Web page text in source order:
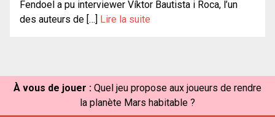
Fendoel a pu interviewer Víktor Bautista i Roca, l’un
des auteurs de […] Lire la suite
À vous de jouer : Quel jeu propose aux joueurs de rendre
la planète Mars habitable ?